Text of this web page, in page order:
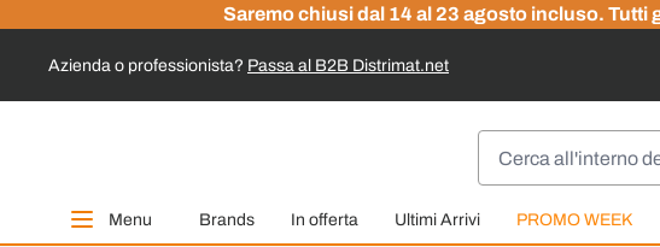
Saremo chiusi dal 14 al 23 agosto incluso.
Azienda o professionista? Passa al B2B Distrimat.net
Menu Brands In offerta Ultimi Arrivi PROMO WEEK